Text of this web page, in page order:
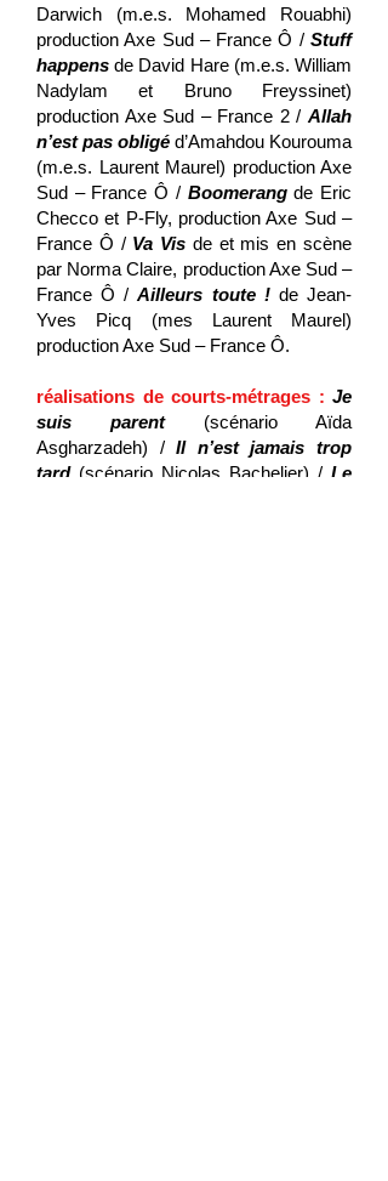
Darwich (m.e.s. Mohamed Rouabhi)
production Axe Sud – France Ô / Stuff
happens de David Hare (m.e.s. William
Nadylam et Bruno Freyssinet)
production Axe Sud – France 2 / Allah
n’est pas obligé d’Amahdou Kourouma
(m.e.s. Laurent Maurel) production Axe
Sud – France Ô / Boomerangde Eric
Checco et P-Fly, production Axe Sud –
France Ô / Va Vis de et mis en scène
par Norma Claire, production Axe Sud –
France Ô /Ailleurs toute !de Jean-
Yves Picq (mes Laurent Maurel)
production Axe Sud – France Ô.
réalisations de courts-métrages : Je
suis parent(scénario Aïda
Asgharzadeh) /Il n’est jamais trop
tard (scénario Nicolas Bachelier) / Le